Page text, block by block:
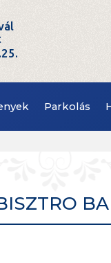
Parkolás